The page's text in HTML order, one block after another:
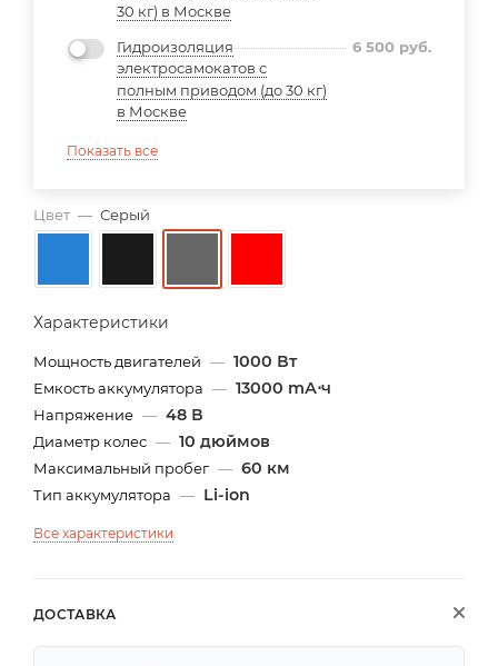
Цвет — Серый
Характеристики
Мощность двигателей — 1000 Вт
Емкость аккумулятора — 13000 mА⋅ч
Напряжение — 48 В
Диаметр колес — 10 дюймов
Максимальный пробег — 60 км
Тип аккумулятора — Li-ion
Все характеристики
ДОСТАВКА
30 кг) в Москве
Гидроизоляция
электросамокатов с
полным приводом (до 30 кг)
в Москве
6 500 руб.
Показать все